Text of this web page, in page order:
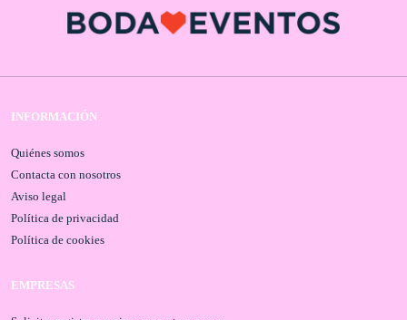
INFORMACIÓN
Quiénes somos
Contacta con nosotros
Aviso legal
Política de privacidad
Política de cookies
EMPRESAS